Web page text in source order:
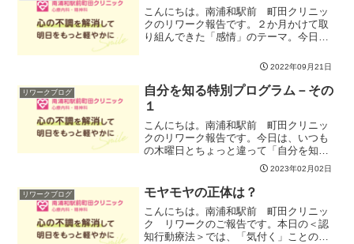
こんにちは。南浦和駅前 町田クリニッ
クのリワーク報告です。２か月かけて取
り組んできた「感情」のテーマ。今日は
ルフ・コンパッションについて考えてみ
ました。日ごろ、自分に厳しくすること
に慣れている方が多いので...
2022年09月21日
リワークブログ
自分を知る特別プログラム－その
１
こんにちは。南浦和駅前 町田クリニッ
クのリワーク報告です。今日は、いつも
の木曜日とちょっと違って「自分を知
る」ためのワークに取り組みました。こ
ころのエネルギーの状態によって、私た
ちは様々な考え方や行動パターンをとり
ます。「エゴグラム」では、...
2023年02月02日
リワークブログ モヤモヤの正体は？
こんにちは。南浦和駅前 町田クリニッ
ク リワークのご報告です。本日の＜認
知行動療法＞では、「気付く」ことの大